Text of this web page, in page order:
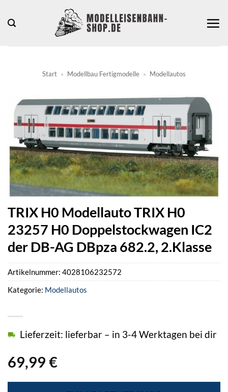
Inhalt
Start » Modellbau Fertigmodelle » Modellautos
TRIX H0 Modellauto TRIX H0
23257 H0 Doppelstockwagen IC2
der DB-AG DBpza 682.2, 2.Klasse
69,99 €
Lieferzeit: lieferbar – in 3-4 Werktagen bei dir
Artikelnummer: 4028106232572
Kategorie: Modellautos